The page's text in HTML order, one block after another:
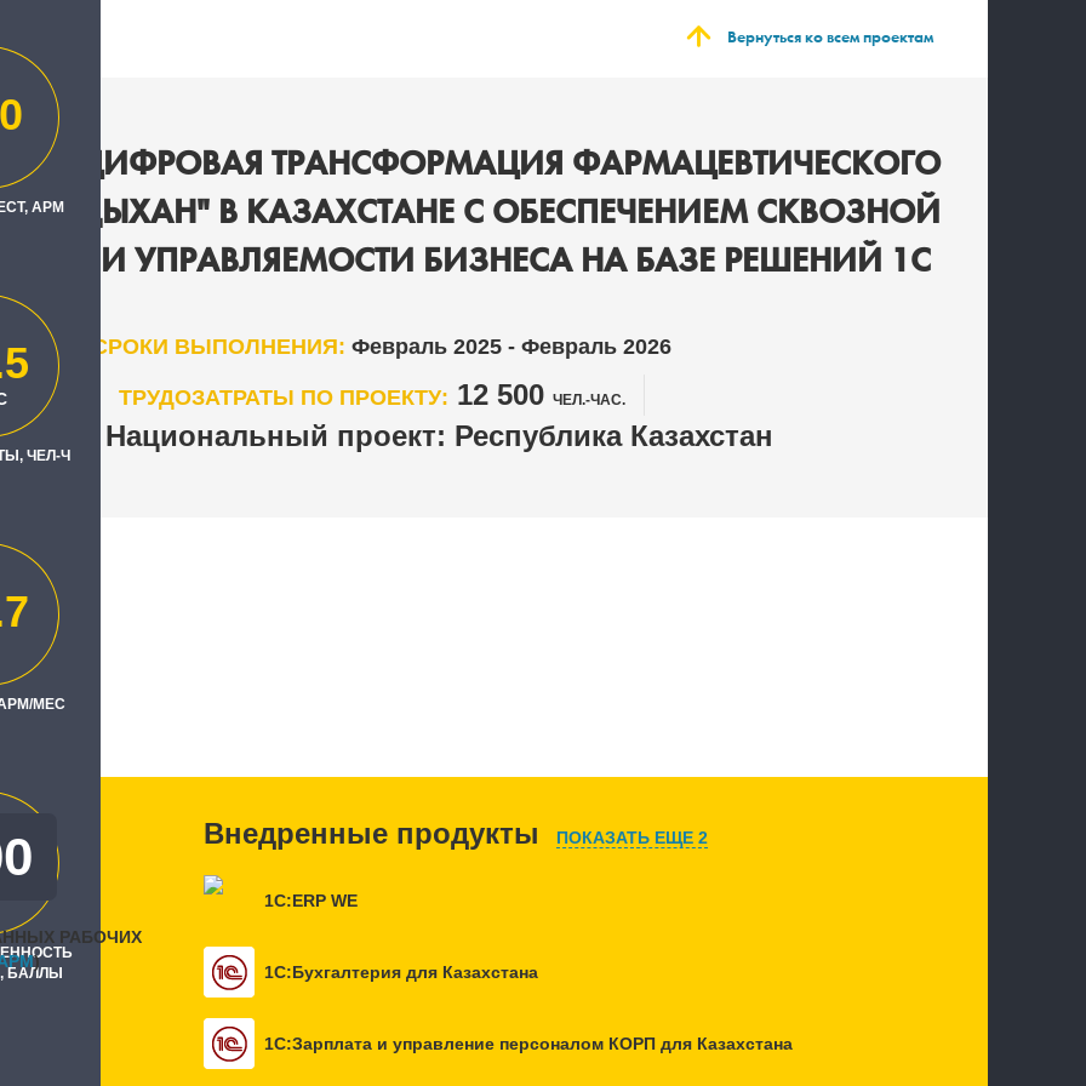
Вернуться ко всем проектам
ЦИФРОВАЯ ТРАНСФОРМАЦИЯ ФАРМАЦЕВТИЧЕСКОГО
"САДЫХАН" В КАЗАХСТАНЕ С ОБЕСПЕЧЕНИЕМ СКВОЗНОЙ
И УПРАВЛЯЕМОСТИ БИЗНЕСА НА БАЗЕ РЕШЕНИЙ 1С
СРОКИ ВЫПОЛНЕНИЯ: Февраль 2025 - Февраль 2026
ТРУДОЗАТРАТЫ ПО ПРОЕКТУ: 12 500 ЧЕЛ.-ЧАС.
РЕГИОН Национальный проект: Республика Казахстан
АРМ
ЧЕЛ-Ч
МЕС
БАЛЛЫ
РАБОЧИХ
)
Внедренные продукты ПОКАЗАТЬ ЕЩЕ 2
1С:ERP WE
1С:Бухгалтерия для Казахстана
1С:Зарплата и управление персоналом КОРП для Казахстана